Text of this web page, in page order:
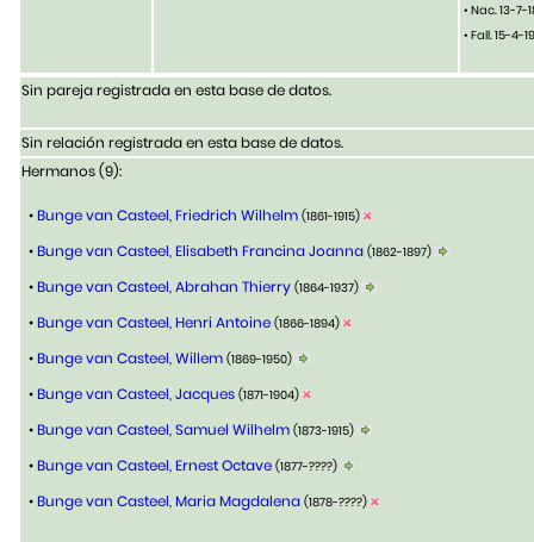
• Nac. 13-
• Fall. 15-4-
Sin pareja registrada en esta base de datos.
Sin relación registrada en esta base de datos.
Hermanos (9):
•Bunge van Casteel, Friedrich Wilhelm (1861-1915)
•Bunge van Casteel, Elisabeth Francina Joanna (1862-1897)
•Bunge van Casteel, Abrahan Thierry (1864-1937)
•Bunge van Casteel, Henri Antoine (1866-1894)
•Bunge van Casteel, Willem (1869-1950)
•Bunge van Casteel, Jacques (1871-1904)
•Bunge van Casteel, Samuel Wilhelm (1873-1915)
•Bunge van Casteel, Ernest Octave (1877-????)
•Bunge van Casteel, Maria Magdalena (1878-????)